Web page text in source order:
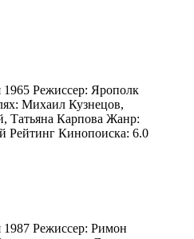
1965 Режиссер: Ярополк
Михаил Кузнецов,
Татьяна Карпова Жанр:
Рейтинг Кинопоиска: 6.0
1987 Режиссер: Римон